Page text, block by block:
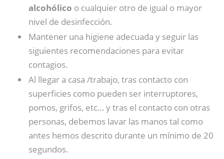
alcohólico o cualquier otro de igual o mayor
nivel de desinfección.
Mantener una higiene adecuada y seguir las
siguientes recomendaciones para evitar
contagios.
Al llegar a casa /trabajo, tras contacto con
superficies como pueden ser interruptores,
pomos, grifos, etc… y tras el contacto con otras
personas, debemos lavar las manos tal como
antes hemos descrito durante un mínimo de 20
segundos.